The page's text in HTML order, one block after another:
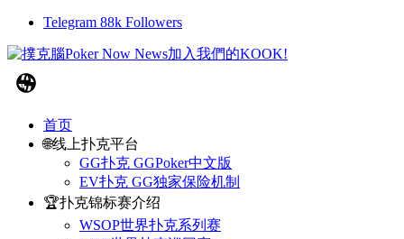
Telegram 88k Followers
首页
🌐线上扑克平台
GG扑克 GGPoker中文版
EV扑克 GG独家保险机制
🏆扑克锦标赛介绍
WSOP世界扑克系列赛